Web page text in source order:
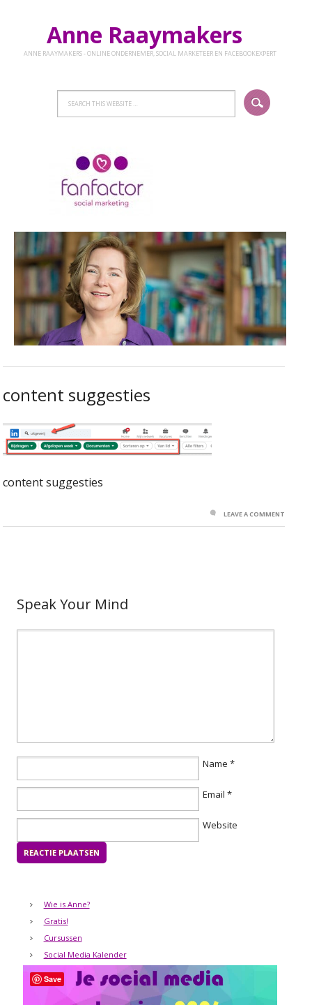
Anne Raaymakers
ANNE RAAYMAKERS - ONLINE ONDERNEMER, SOCIAL MARKETEER EN FACEBOOKEXPERT
content suggesties
content suggesties
LEAVE A COMMENT
Speak Your Mind
Name *
Email *
Website
Wie is Anne?
Gratis!
Cursussen
Social Media Kalender
Save